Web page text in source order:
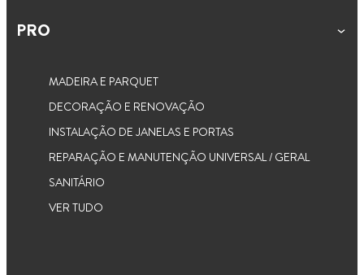
PRO
MADEIRA E PARQUET
DECORAÇÃO E RENOVAÇÃO
INSTALAÇÃO DE JANELAS E PORTAS
REPARAÇÃO E MANUTENÇÃO UNIVERSAL / GERAL
SANITÁRIO
VER TUDO